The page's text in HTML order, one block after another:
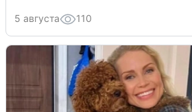
5 августа 110